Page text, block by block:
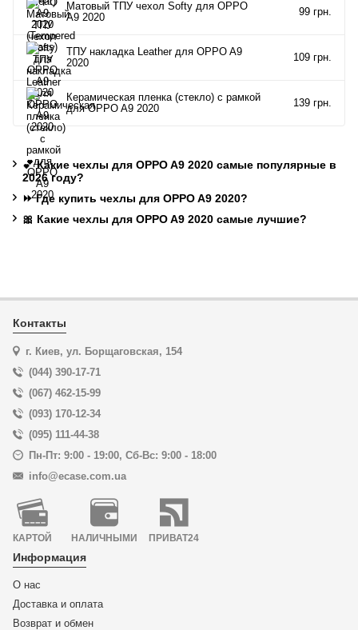
Матовый ТПУ чехол Softy для OPPO
A9 2020
99 грн.
ТПУ накладка Leather для OPPO A9
2020
109 грн.
Керамическая пленка (стекло) с рамкой
для OPPO A9 2020
139 грн.
💕 Какие чехлы для OPPO A9 2020 самые популярные в
2026 году?
⏩ Где купить чехлы для OPPO A9 2020?
🎀 Какие чехлы для OPPO A9 2020 самые лучшие?
Контакты
г. Киев, ул. Борщаговская, 154
(044) 390-17-71
(067) 462-15-99
(093) 170-12-34
(095) 111-44-38
Пн-Пт: 9:00 - 19:00, Сб-Вс: 9:00 - 18:00
info@ecase.com.ua
КАРТОЙ НАЛИЧНЫМИ ПРИВАТ24
Информация
О нас
Доставка и оплата
Возврат и обмен